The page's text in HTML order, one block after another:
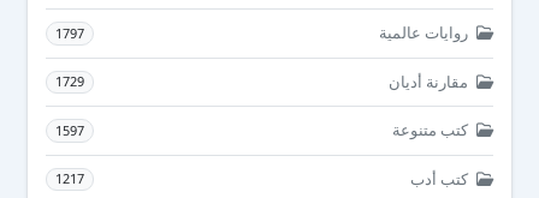
روايات عالمية 1797
مقارنة أديان 1729
كتب متنوعة 1597
كتب أدب 1217